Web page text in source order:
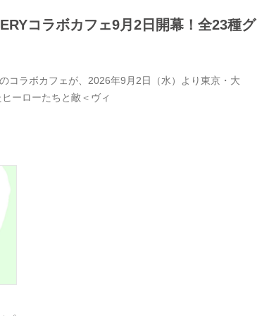
コラボカフェ9月2日開幕！全23種グ
コラボカフェが、2026年9月2日（水）より東京・大
ーローたちと敵＜ヴィ